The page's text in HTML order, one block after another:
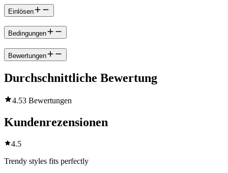
Einlösen
Bedingungen
Bewertungen
Durchschnittliche Bewertung
4.53 Bewertungen
Kundenrezensionen
4.5
Trendy styles fits perfectly